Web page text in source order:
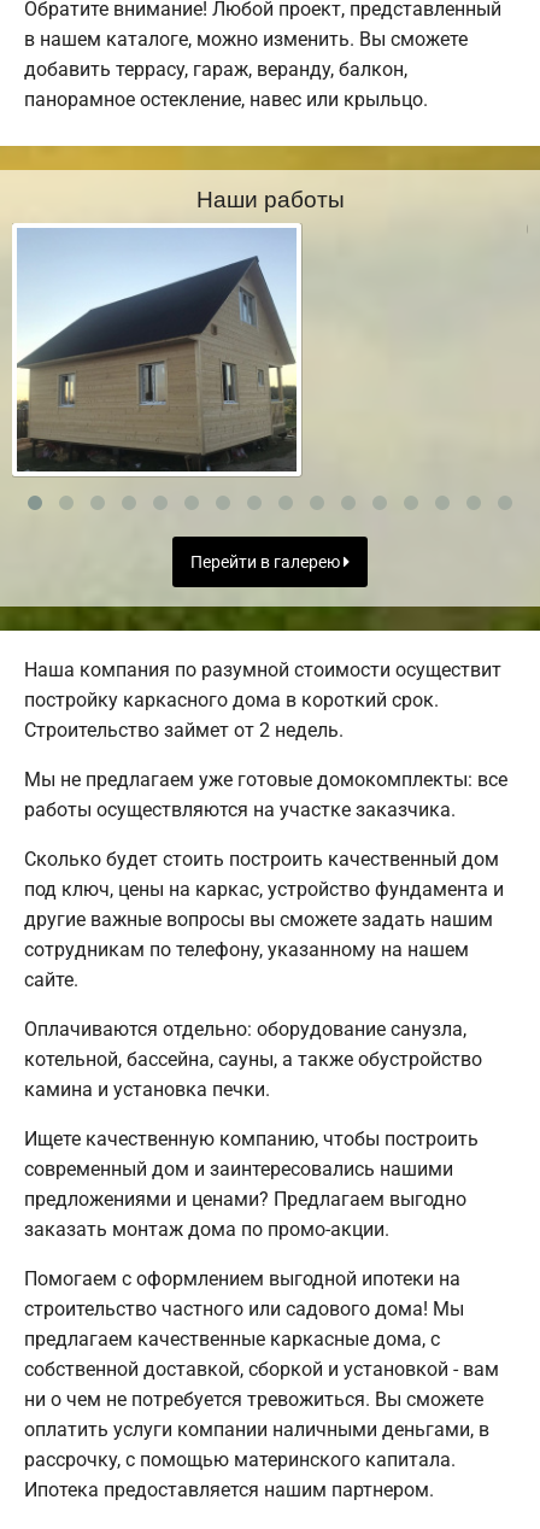
Обратите внимание! Любой проект, представленный
в нашем каталоге, можно изменить. Вы сможете
добавить террасу, гараж, веранду, балкон,
панорамное остекление, навес или крыльцо.
Наши работы
Перейти в галерею
Наша компания по разумной стоимости осуществит
постройку каркасного дома в короткий срок.
Строительство займет от 2 недель.
Мы не предлагаем уже готовые домокомплекты: все
работы осуществляются на участке заказчика.
Сколько будет стоить построить качественный дом
под ключ, цены на каркас, устройство фундамента и
другие важные вопросы вы сможете задать нашим
сотрудникам по телефону, указанному на нашем
сайте.
Оплачиваются отдельно: оборудование санузла,
котельной, бассейна, сауны, а также обустройство
камина и установка печки.
Ищете качественную компанию, чтобы построить
современный дом и заинтересовались нашими
предложениями и ценами? Предлагаем выгодно
заказать монтаж дома по промо-акции.
Помогаем с оформлением выгодной ипотеки на
строительство частного или садового дома! Мы
предлагаем качественные каркасные дома, с
собственной доставкой, сборкой и установкой - вам
ни о чем не потребуется тревожиться. Вы сможете
оплатить услуги компании наличными деньгами, в
рассрочку, с помощью материнского капитала.
Ипотека предоставляется нашим партнером.